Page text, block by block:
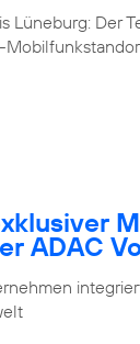
Lüneburg: Der
ADAC